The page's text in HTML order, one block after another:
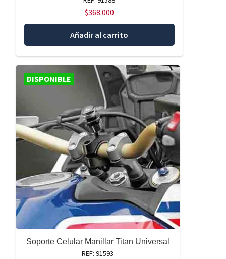
$368.000
Añadir al carrito
DISPONIBLE
Soporte Celular Manillar Titan Universal
REF: 91593